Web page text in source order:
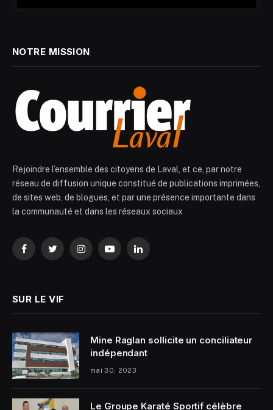
NOTRE MISSION
Rejoindre l’ensemble des citoyens de Laval, et ce, par notre
réseau de diffusion unique constitué de publications imprimées,
de sites web, de blogues, et par une présence importante dans
la communauté et dans les réseaux sociaux
FacebookTwitterInstagramYouTubeLinkedIn
SUR LE VIF
Mine Raglan sollicite un conciliateur
indépendant
mai 30, 2023
Le Groupe Karaté Sportif célèbre